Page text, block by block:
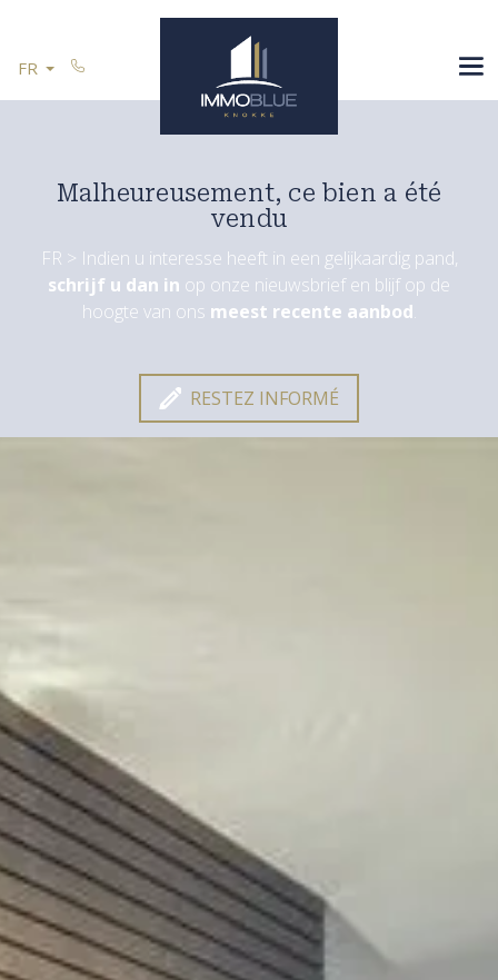
Passer le menu et aller au contenu
FR
Restez informé
ESPAGNE
VOUS VENDEZ
RÉFÉRENCES
CONTACT
Malheureusement, ce bien a été
vendu
FR > Indien u interesse heeft in een gelijkaardig pand,
schrijf u dan in op onze nieuwsbrief en blijf op de
hoogte van ons meest recente aanbod.
RESTEZ INFORMÉ